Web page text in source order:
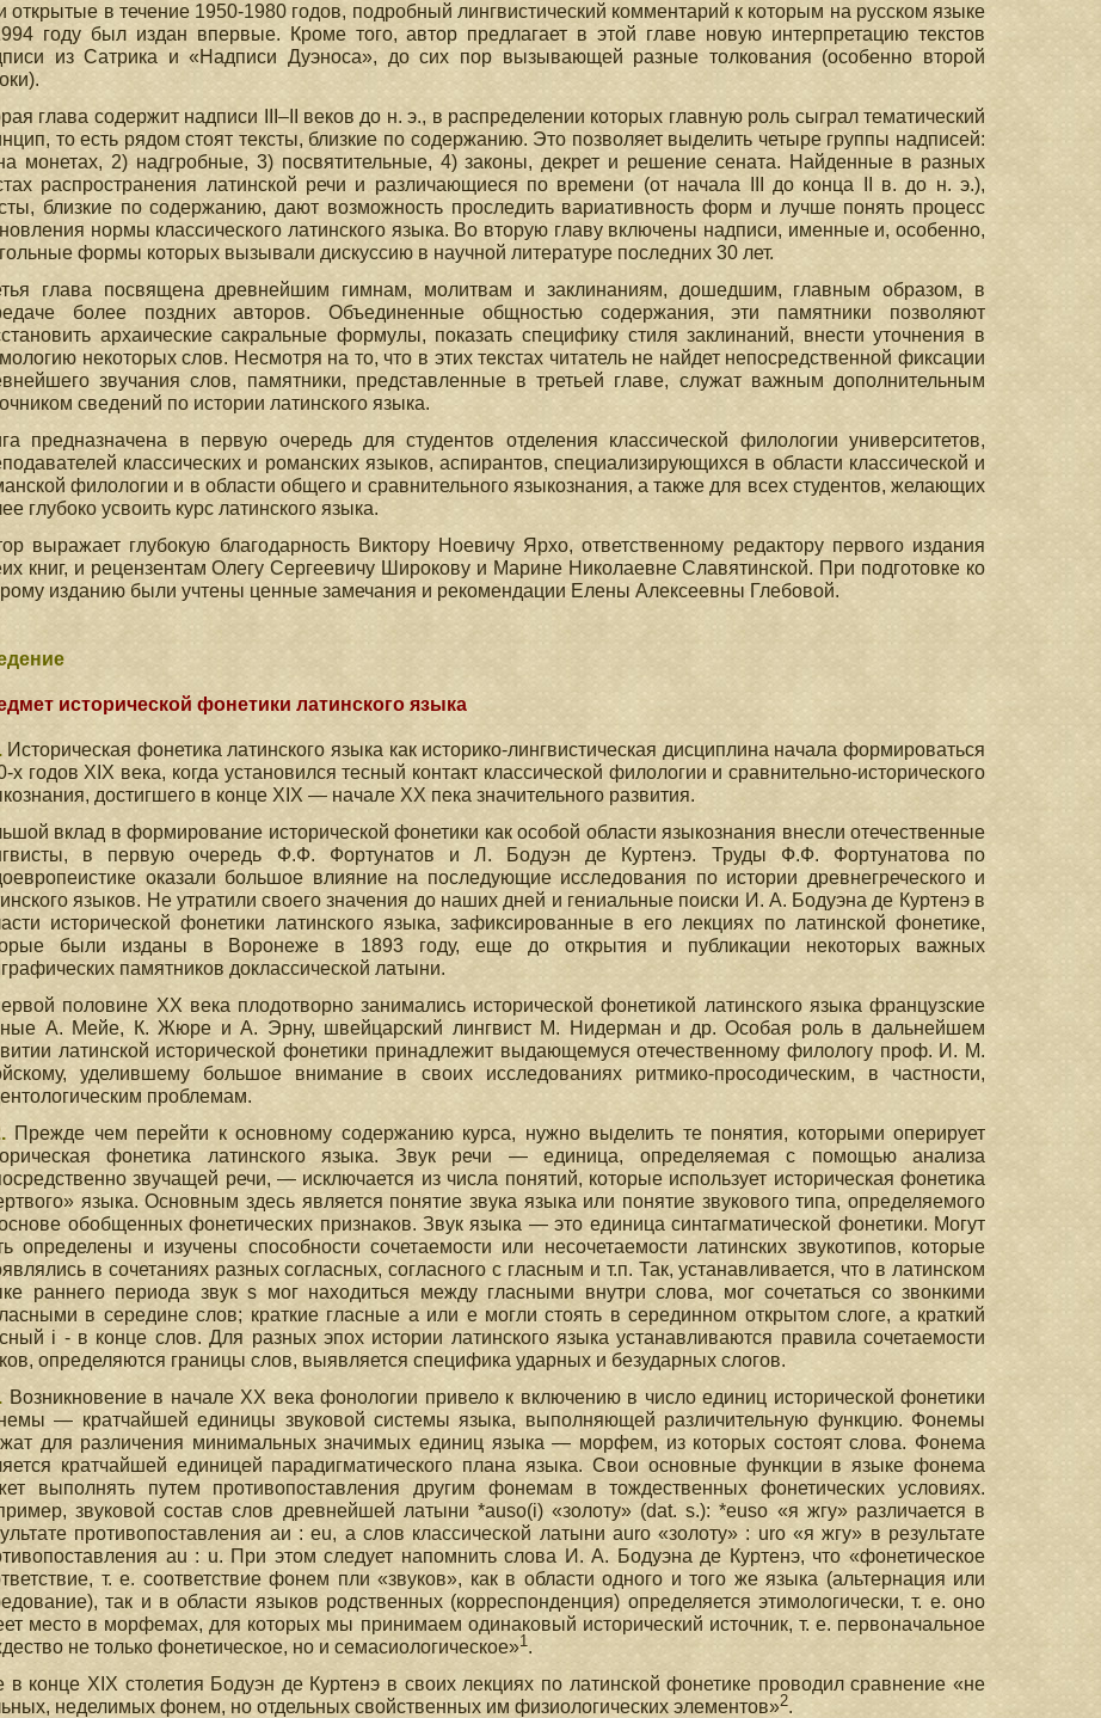
открытые в течение 1950-1980 годов, подробный лингвистический комментарий к которым на русском языке
году был издан впервые. Кроме того, автор предлагает в этой главе новую интерпретацию текстов
из Сатрика и «Надписи Дуэноса», до сих пор вызывающей разные толкования (особенно второй
глава содержит надписи III–II веков до н. э., в распределении которых главную роль сыграл тематический
то есть рядом стоят тексты, близкие по содержанию. Это позволяет выделить четыре группы надписей:
монетах, 2) надгробные, 3) посвятительные, 4) законы, декрет и решение сената. Найденные в разных
распространения латинской речи и различающиеся по времени (от начала III до конца II в. до н. э.),
близкие по содержанию, дают возможность проследить вариативность форм и лучше понять процесс
нормы классического латинского языка. Во вторую главу включены надписи, именные и, особенно,
формы которых вызывали дискуссию в научной литературе последних 30 лет.
глава посвящена древнейшим гимнам, молитвам и заклинаниям, дошедшим, главным образом, в
более поздних авторов. Объединенные общностью содержания, эти памятники позволяют
архаические сакральные формулы, показать специфику стиля заклинаний, внести уточнения в
некоторых слов. Несмотря на то, что в этих текстах читатель не найдет непосредственной фиксации
звучания слов, памятники, представленные в третьей главе, cлужат важным дополнительным
сведений по истории латинского языка.
предназначена в первую очередь для студентов отделения классической филологии университетов,
классических и романских языков, аспирантов, специализирующихся в области классической и
филологии и в области общего и сравнительного языкознания, а также для всех студентов, желающих
глубоко усвоить курс латинского языка.
выражает глубокую благодарность Виктору Ноевичу Ярхо, ответственному редактору первого издания
книг, и рецензентам Олегу Сергеевичу Широкову и Марине Николаевне Славятинской. При подготовке ко
изданию были учтены ценные замечания и рекомендации Елены Алексеевны Глебовой.
исторической фонетики латинского языка
Историческая фонетика латинского языка как историко-лингвистическая дисциплина начала формироваться
х годов XIX века, когда установился тесный контакт классической филологии и сравнительно-исторического
достигшего в конце XIX — начале XX пека значительного развития.
вклад в формирование исторической фонетики как особой области языкознания внесли отечественные
в первую очередь Ф.Ф. Фортунатов и Л. Бодуэн де Куртенэ. Труды Ф.Ф. Фортунатова по
оказали большое влияние на последующие исследования по истории древнегреческого и
языков. Не утратили своего значения до наших дней и гениальные поиски И. А. Бодуэна де Куртенэ в
исторической фонетики латинского языка, зафиксированные в его лекциях по латинской фонетике,
были изданы в Воронеже в 1893 году, еще до открытия и публикации некоторых важных
памятников доклассической латыни.
половине XX века плодотворно занимались исторической фонетикой латинского языка французские
А. Мейе, К. Жюре и А. Эрну, швейцарский лингвист М. Нидерман и др. Особая роль в дальнейшем
латинской исторической фонетики принадлежит выдающемуся отечественному филологу проф. И. М.
уделившему большое внимание в своих исследованиях ритмико-просодическим, в частности,
проблемам.
Прежде чем перейти к основному содержанию курса, нужно выделить те понятия, которыми оперирует
фонетика латинского языка. Звук речи — единица, определяемая с помощью анализа
звучащей речи, — исключается из числа понятий, которые использует историческая фонетика
языка. Основным здесь является понятие звука языка или понятие звукового типа, определяемого
обобщенных фонетических признаков. Звук языка — это единица синтагматической фонетики. Могут
определены и изучены способности сочетаемости или несочетаемости латинских звукотипов, которые
в сочетаниях разных согласных, согласного с гласным и т.п. Так, устанавливается, что в латинском
раннего периода звук s мог находиться между гласными внутри слова, мог сочетаться со звонкими
в середине слов; краткие гласные а или е могли стоять в серединном открытом слоге, а краткий
i - в конце слов. Для разных эпох истории латинского языка устанавливаются правила сочетаемости
определяются границы слов, выявляется специфика ударных и безударных слогов.
Возникновение в начале XX века фонологии привело к включению в число единиц исторической фонетики
— кратчайшей единицы звуковой системы языка, выполняющей различительную функцию. Фонемы
для различения минимальных значимых единиц языка — морфем, из которых состоят слова. Фонема
кратчайшей единицей парадигматического плана языка. Свои основные функции в языке фонема
выполнять путем противопоставления другим фонемам в тождественных фонетических условиях.
звуковой состав слов древнейшей латыни *auso(i) «золоту» (dat. s.): *euso «я жгу» различается в
противопоставления аи : еu, а слов классической латыни auro «золоту» : urо «я жгу» в результате
аu : u. При этом следует напомнить слова И. А. Бодуэна де Куртенэ, что «фонетическое
т. е. соответствие фонем пли «звуков», как в области одного и того же языка (альтернация или
так и в области языков родственных (корреспонденция) определяется этимологически, т. е. оно
место в морфемах, для которых мы принимаем одинаковый исторический источник, т. е. первоначальное
не только фонетическое, но и семасиологическое»1 .
в конце XIX столетия Бодуэн де Куртенэ в своих лекциях по латинской фонетике проводил сравнение «не
неделимых фонем, но отдельных свойственных им физиологических элементов»2.